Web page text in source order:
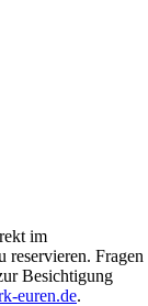
im
reservieren. Fragen
Besichtigung
euren.de.